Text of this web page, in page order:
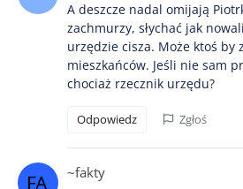
A deszcze nadal omijają
zachmurzy, słychać jak
urzędzie cisza. Może ktoś by
mieszkańców. Jeśli nie sam
chociaż rzecznik urzędu?
Odpowiedz Zgłoś
~fakty